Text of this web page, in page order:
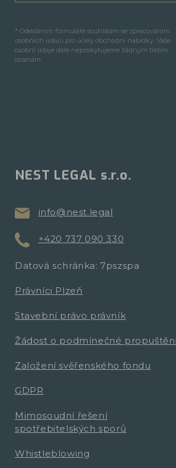
* Odesláním formuláře souhlasím se zpracováním
osobních údajů pro účely obchodní nabídky. Vaše
osobní údaje dále neposkytujeme žádným třetím
stranám.
NEST LEGAL s.r.o.
info@nest.legal
+420 737 090 330
Datová schránka: 7pszspa
Právníci Plzeň
Stavební právo právník
Žádost o podmínečné
Založení svěřenského fondu
GDPR
Mimosoudní řešení
spotřebitelských sporů
Whistleblowing